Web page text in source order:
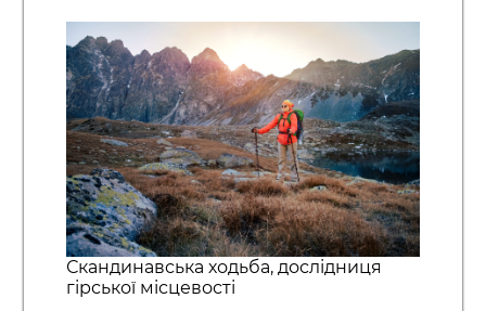
Скандинавська ходьба, дослідниця
гірської місцевості